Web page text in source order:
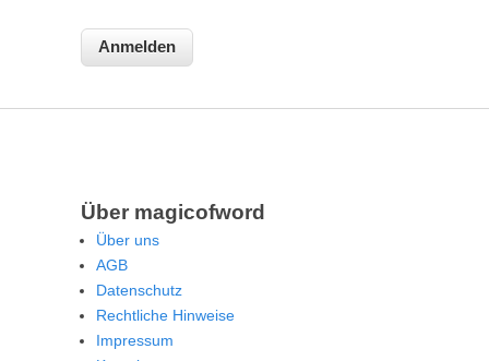
Über magicofword
Über uns
AGB
Datenschutz
Rechtliche Hinweise
Impressum